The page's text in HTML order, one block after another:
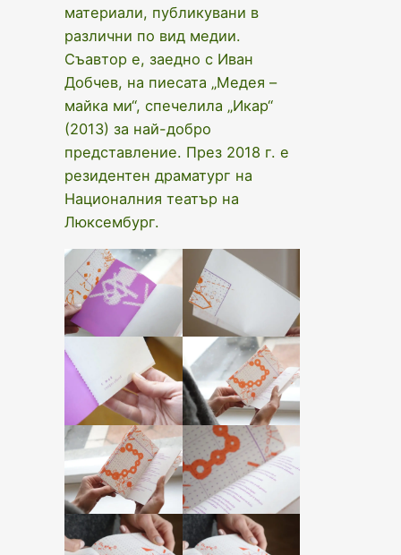
материали, публикувани в
различни по вид медии.
Съавтор е, заедно с Иван
Добчев, на пиесата „Медея –
майка ми“, спечелила „Икар“
(2013) за най-добро
представление. През 2018 г. е
резидентен драматург на
Националния театър на
Люксембург.